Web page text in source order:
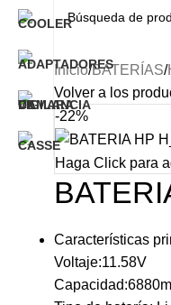
Inicio BATERÍAS
Volver a los
-22%
Haga Click para
Características
Voltaje:11.58V